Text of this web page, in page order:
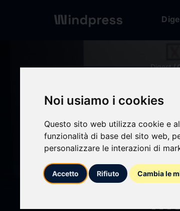
Noi usiamo i cookies
Questo sito web utilizza cookie e
funzionalità di base del sito web,
personalizzare le interazioni di
Accetto Rifiuto Cambia le
Digest/
calendar_today